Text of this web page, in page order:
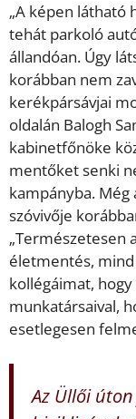
„A képen látható
tehát parkoló
állandóan. Úgy
korábban nem
kerékpársávjai
oldalán Balogh
kabinetfőnöke
mentőket senki
kampányba. Még
szóvivője
„Természetesen
életmentés,
kollégáimat,
munkatársaival,
esetlegesen
Az Üllői